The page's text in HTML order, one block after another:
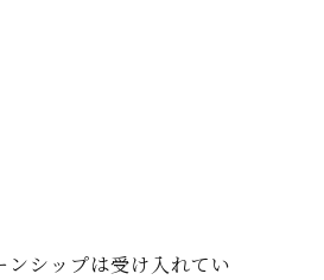
シップは受け入れてい